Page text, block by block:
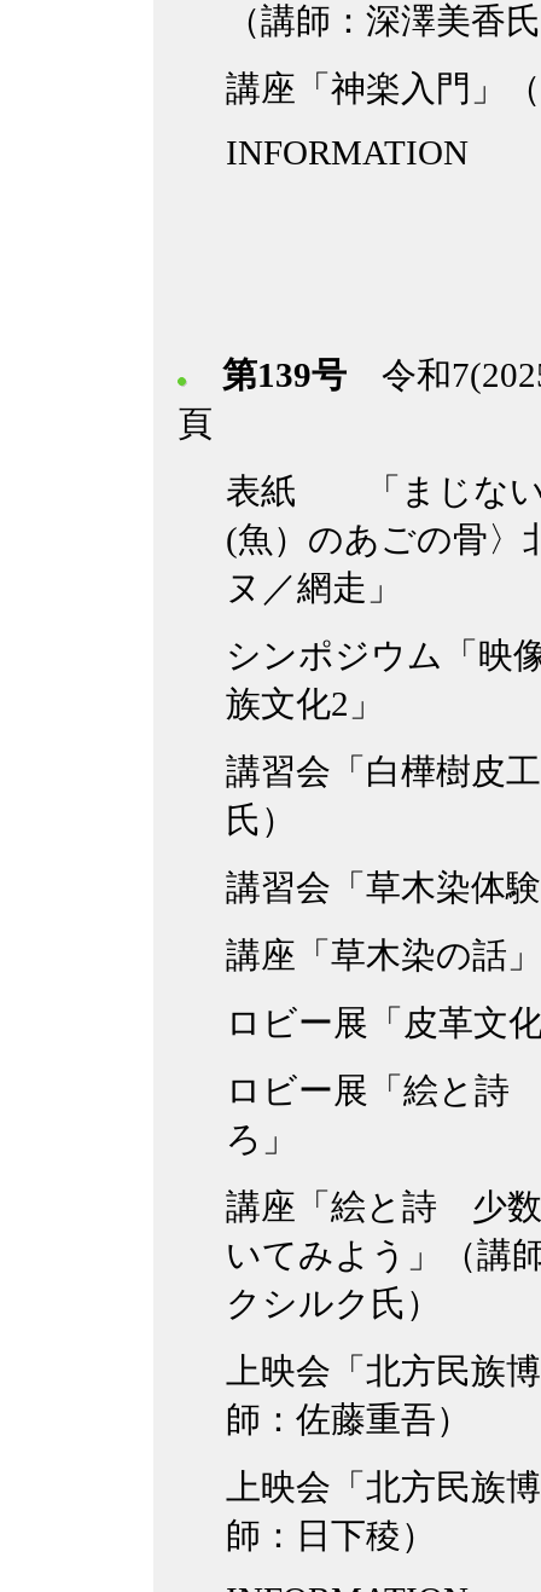
（講師：深澤美香
講座「神楽入門」
INFORMATION
第139号 令和
頁
表紙 「まじない
(魚）のあごの骨〉
ヌ／網走」
シンポジウム「映
族文化2」
講習会「白樺樹皮
氏）
講習会「草木染体
講座「草木染の話
ロビー展「皮革文
ロビー展「絵と詩
ろ」
講座「絵と詩 少
いてみよう」（講
クシルク氏）
上映会「北方民族
師：佐藤重吾）
上映会「北方民族
師：日下稜）